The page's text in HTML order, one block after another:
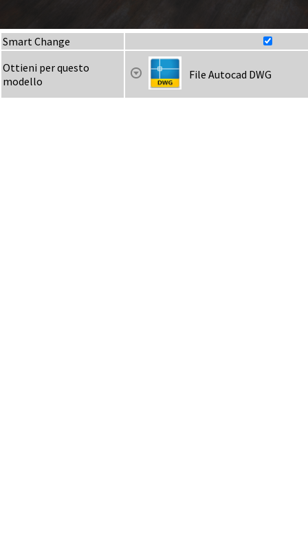
Smart Change
Ottieni per questo
modello
File Autocad DWG